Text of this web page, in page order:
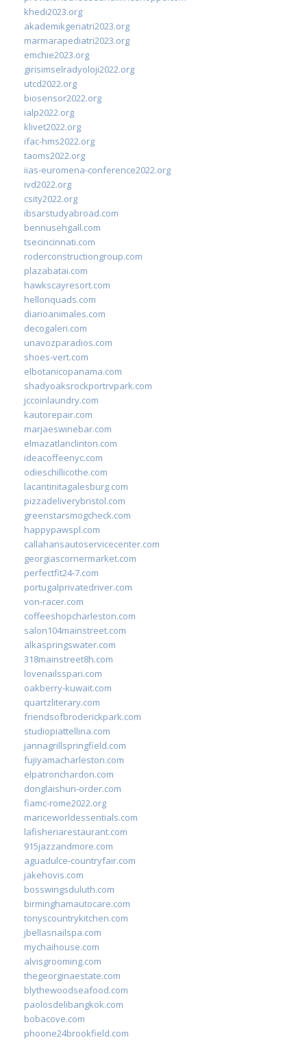
khedi2023.org
akademikgeriatri2023.org
marmarapediatri2023.org
emchie2023.org
girisimselradyoloji2022.org
utcd2022.org
biosensor2022.org
ialp2022.org
klivet2022.org
ifac-hms2022.org
taoms2022.org
iias-euromena-conference2022.org
ivd2022.org
csity2022.org
ibsarstudyabroad.com
bennusehgall.com
tsecincinnati.com
roderconstructiongroup.com
plazabatai.com
hawkscayresort.com
hellonquads.com
diarioanimales.com
decogaleri.com
unavozparadios.com
shoes-vert.com
elbotanicopanama.com
shadyoaksrockportrvpark.com
jccoinlaundry.com
kautorepair.com
marjaeswinebar.com
elmazatlanclinton.com
ideacoffeenyc.com
odieschillicothe.com
lacantinitagalesburg.com
pizzadeliverybristol.com
greenstarsmogcheck.com
happypawspl.com
callahansautoservicecenter.com
georgiascornermarket.com
perfectfit24-7.com
portugalprivatedriver.com
von-racer.com
coffeeshopcharleston.com
salon104mainstreet.com
alkaspringswater.com
318mainstreet8h.com
lovenailsspari.com
oakberry-kuwait.com
quartzliterary.com
friendsofbroderickpark.com
studiopiattellina.com
jannagrillspringfield.com
fujiyamacharleston.com
elpatronchardon.com
donglaishun-order.com
fiamc-rome2022.org
mariceworldessentials.com
lafisheriarestaurant.com
915jazzandmore.com
aguadulce-countryfair.com
jakehovis.com
bosswingsduluth.com
birminghamautocare.com
tonyscountrykitchen.com
jbellasnailspa.com
mychaihouse.com
alvisgrooming.com
thegeorginaestate.com
blythewoodseafood.com
paolosdelibangkok.com
bobacove.com
phoone24brookfield.com